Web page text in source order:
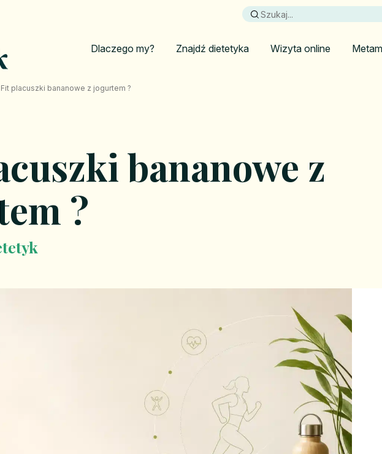
Dlaczego my? Znajdź dietetyka Wizyta online
Fit placuszki bananowe z jogurtem ?
bananowe z
?